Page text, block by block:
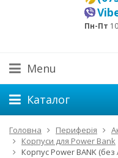
Пн-Пт
Menu
Каталог
Головна Периферія
Корпуси для Power Bank
Корпус Power BANK